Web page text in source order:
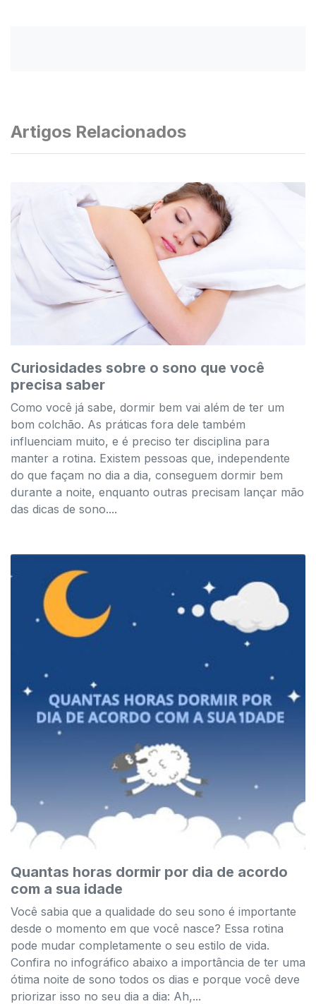
Artigos Relacionados
Curiosidades sobre o sono que você
precisa saber
Como você já sabe, dormir bem vai além de ter um
bom colchão. As práticas fora dele também
influenciam muito, e é preciso ter disciplina para
manter a rotina. Existem pessoas que, independente
do que façam no dia a dia, conseguem dormir bem
durante a noite, enquanto outras precisam lançar mão
das dicas de sono....
Quantas horas dormir por dia de acordo
com a sua idade
Você sabia que a qualidade do seu sono é importante
desde o momento em que você nasce? Essa rotina
pode mudar completamente o seu estilo de vida.
Confira no infográfico abaixo a importância de ter uma
ótima noite de sono todos os dias e porque você deve
priorizar isso no seu dia a dia: Ah,...